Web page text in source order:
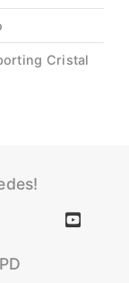
Cristal